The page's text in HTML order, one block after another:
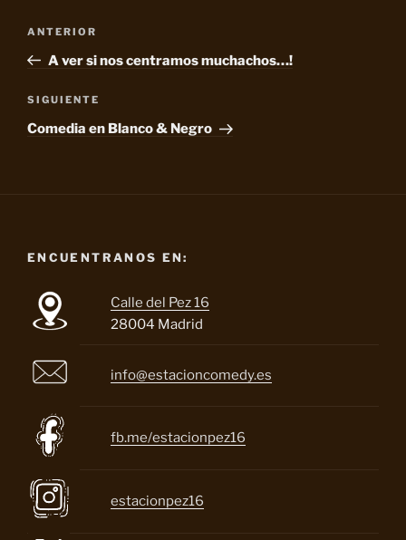
Navegación
entradas
Entrada
anterior:
ANTERIOR
A ver si nos centramos muchachos…!
Siguiente
entrada
SIGUIENTE
Comedia en Blanco & Negro
ENCUENTRANOS EN:
Calle del Pez 16
28004 Madrid
info@estacioncomedy.es
fb.me/estacionpez16
estacionpez16